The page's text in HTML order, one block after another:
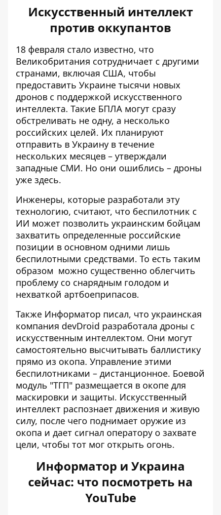
Искусственный интеллект
против оккупантов
18 февраля стало известно, что
Великобритания сотрудничает с другими
странами, включая США, чтобы
предоставить Украине тысячи новых
дронов с поддержкой искусственного
интеллекта. Такие БПЛА могут сразу
обстреливать не одну, а несколько
российских целей. Их планируют
отправить в Украину в течение
нескольких месяцев – утверждали
западные СМИ. Но они ошиблись – дроны
уже здесь.
Инженеры, которые разработали эту
технологию, считают, что беспилотник с
ИИ может позволить украинским бойцам
захватить определенные российские
позиции в основном одними лишь
беспилотными средствами. То есть таким
образом можно существенно облегчить
проблему со снарядным голодом и
нехваткой артбоеприпасов.
Также Информатор писал, что украинская
компания devDroid разработала дроны с
искусственным интеллектом. Они могут
самостоятельно высчитывать баллистику
прямо из окопа. Управление этими
беспилотниками – дистанционное. Боевой
модуль "ТГП" размещается в окопе для
маскировки и защиты. Искусственный
интеллект распознает движения и живую
силу, после чего поднимает оружие из
окопа и дает сигнал оператору о захвате
цели, чтобы тот мог открыть огонь.
Информатор и Украина
сейчас: что посмотреть на
YouTube